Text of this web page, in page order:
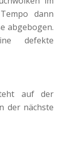
dann
abgebogen.
defekte
auf der
der nächste